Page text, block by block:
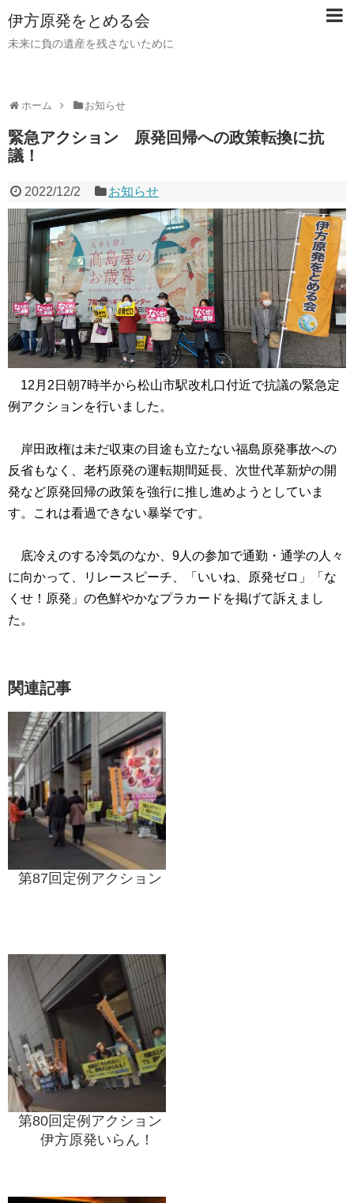
伊方原発をとめる会
未来に負の遺産を残さないために
ホーム お知らせ
緊急アクション 原発回帰への政策転換に抗
議！
2022/12/2 お知らせ
12月2日朝7時半から松山市駅改札口付近で抗議の緊急定
例アクションを行いました。
岸田政権は未だ収束の目途も立たない福島原発事故への
反省もなく、老朽原発の運転期間延長、次世代革新炉の開
発など原発回帰の政策を強行に推し進めようとしていま
す。これは看過できない暴挙です。
底冷えのする冷気のなか、9人の参加で通勤・通学の人々
に向かって、リレースピーチ、「いいね、原発ゼロ」「な
くせ！原発」の色鮮やかなプラカードを掲げて訴えまし
た。
関連記事
第87回定例アクション
第80回定例アクション
伊方原発いらん！